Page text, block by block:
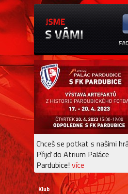
Chceš se potkat s našimi
Přijď do Atrium Paláce
Pardubice! více
Klub